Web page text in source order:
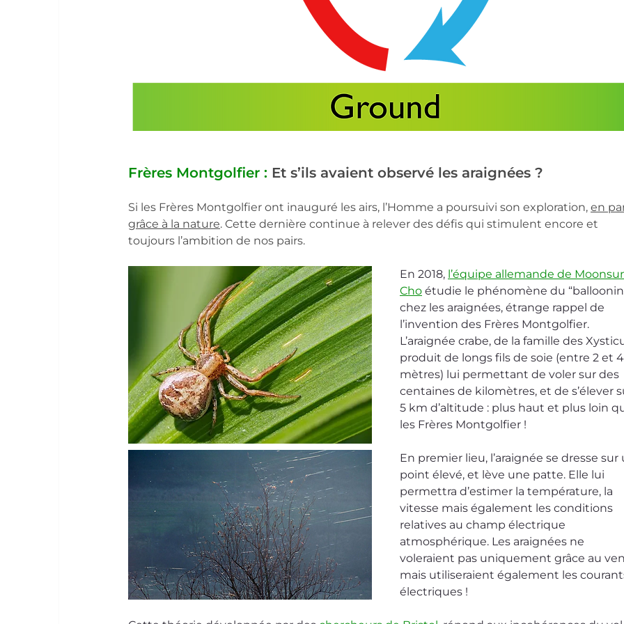
Frères Montgolfier : Et s’ils avaient observé les araignées ?
Si les Frères Montgolfier ont inauguré les airs, l’Homme a poursuivi son exploration, en
grâce à la nature. Cette dernière continue à relever des défis qui stimulent encore et
toujours l’ambition de nos pairs.
En 2018, l’équipe allemande de
Cho étudie le phénomène du
chez les araignées, étrange rappel de
l’invention des Frères Montgolfier.
L’araignée crabe, de la famille des
produit de longs fils de soie (entre 2 et
mètres) lui permettant de voler sur des
centaines de kilomètres, et de s’élever
5 km d’altitude : plus haut et plus loin
les Frères Montgolfier !
En premier lieu, l’araignée se dresse sur
point élevé, et lève une patte. Elle lui
permettra d’estimer la température, la
vitesse mais également les conditions
relatives au champ électrique
atmosphérique. Les araignées ne
voleraient pas uniquement grâce au
mais utiliseraient également les
électriques !